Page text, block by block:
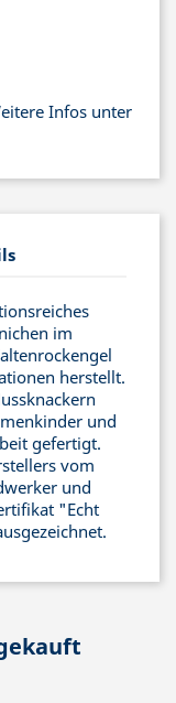
Infos unter
im
herstellt.
und
gefertigt.
vom
und
"Echt